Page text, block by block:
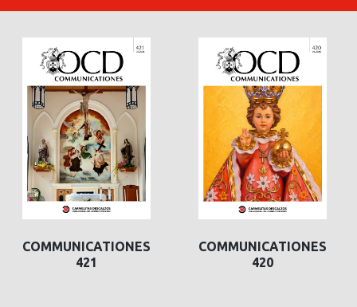
COMMUNICATIONES
421
COMMUNICATIONES
420